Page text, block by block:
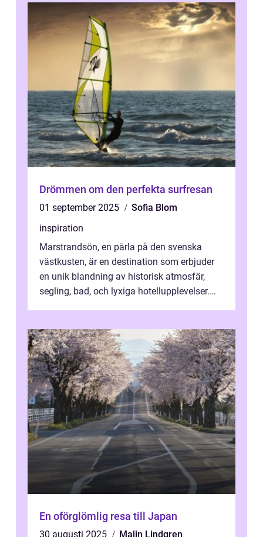
Drömmen om den perfekta surfresan
01 september 2025
Sofia Blom
inspiration
Marstrandsön, en pärla på den svenska
västkusten, är en destination som erbjuder
en unik blandning av historisk atmosfär,
segling, bad, och lyxiga hotellupplevelser.
En oförglömlig resa till Japan
30 augusti 2025
Malin Lindgren